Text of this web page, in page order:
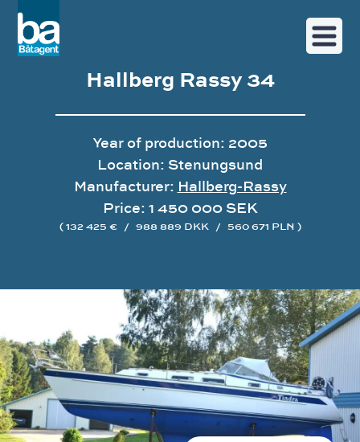
Hallberg Rassy 34
Year of production: 2005
Location: Stenungsund
Manufacturer: Hallberg-Rassy
Price: 1 450 000 SEK
( 132 425 € / 988 889 DKK / 560 671 PLN )